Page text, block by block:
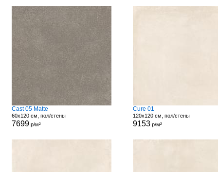
Cast 05 Matte
60x120 см, пол/стены
7699р/м²
Cure 01
120x120 см, пол/стены
9153р/м²